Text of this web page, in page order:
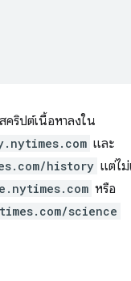
ริปต์เนื้อหาลงใน
และ
history แต่ไ
หรือ
science